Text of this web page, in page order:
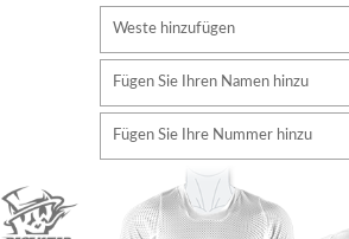
Weste hinzufügen
Fügen Sie Ihren Namen hinzu
Fügen Sie Ihre Nummer hinzu
Schriftfarbe